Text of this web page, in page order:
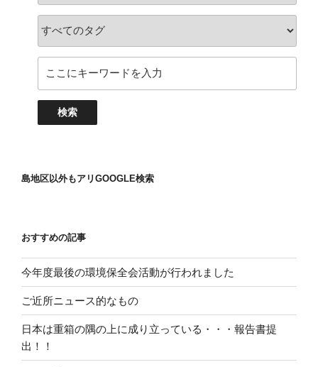
島地区以外もアリGOOGLE検索
おすすめの記事
今年度最後の環境保全会活動が行われました
ご近所ニュース的なもの
日本は重箱の隅の上に成り立っている・・・報告書提
出！！